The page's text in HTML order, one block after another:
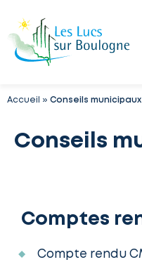
Accueil » Conseils municipaux
Conseils
Comptes
Compte rendu